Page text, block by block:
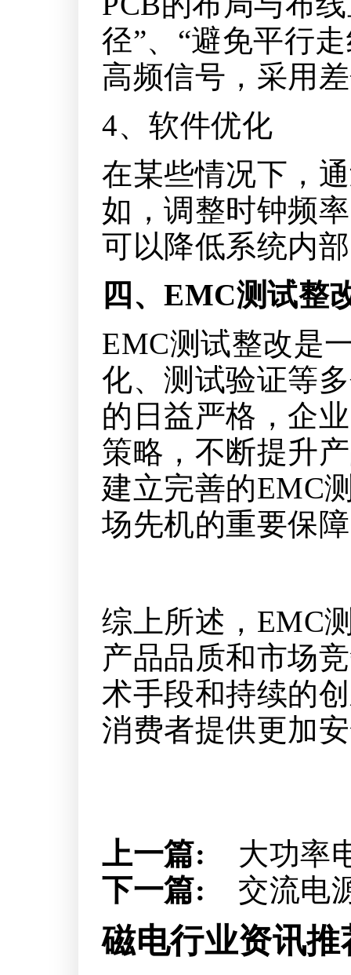
径”、“避免平行
高频信号，采用
4、软件优化
在某些情况下，
如，调整时钟频
可以降低系统内
四、EMC测试整
EMC测试整改是
化、测试验证等
的日益严格，企
策略，不断提升
建立完善的EMC
场先机的重要保
综上所述，EMC
产品品质和市场
术手段和持续的
消费者提供更加
上一篇:
大功率
下一篇:
交流电
磁电行业资讯推